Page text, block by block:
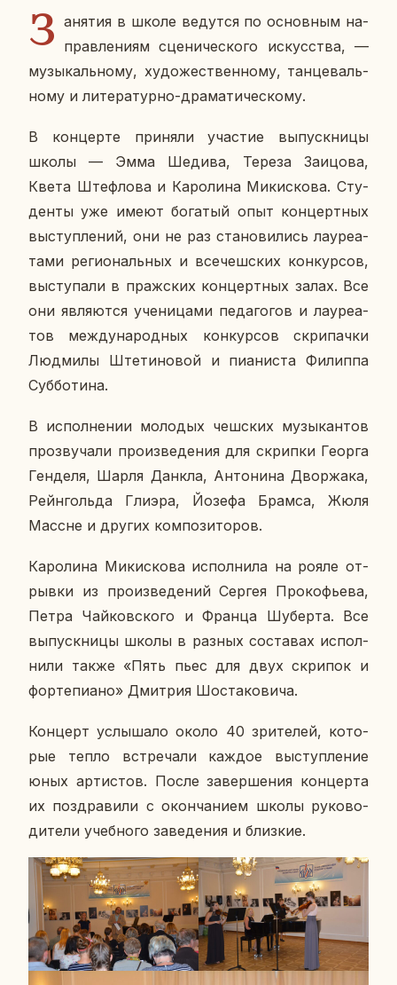
З а­ня­тия в школе ве­дут­ся по ос­нов­ным на­
прав­ле­ни­ям сце­ни­че­ско­го ис­кус­ства, —
му­зы­каль­но­му, ху­до­же­ствен­но­му, тан­це­валь­
но­му и ли­те­ра­тур­но-дра­ма­ти­че­ско­му.
В кон­цер­те при­ня­ли уча­стие вы­пуск­ни­цы
школы — Эмма Шедива, Тереза За­и­цо­ва,
Квета Ште­фло­ва и Ка­ро­ли­на Ми­кис­ко­ва. Сту­
ден­ты уже имеют бо­га­тый опыт кон­церт­ных
вы­ступ­ле­ний, они не раз ста­но­ви­лись ла­у­ре­а­
та­ми ре­ги­о­наль­ных и все­чеш­ских кон­кур­сов,
вы­сту­па­ли в праж­ских кон­церт­ных залах. Все
они яв­ля­ют­ся уче­ни­ца­ми пе­да­го­гов и ла­у­ре­а­
тов меж­ду­на­род­ных кон­кур­сов скри­пач­ки
Люд­ми­лы Ште­ти­но­вой и пи­а­ни­ста Фи­лип­па
Суб­бо­ти­на.
В ис­пол­не­нии мо­ло­дых чеш­ских му­зы­кан­тов
про­зву­ча­ли про­из­ве­де­ния для скрип­ки Георга
Ген­де­ля, Шарля Данкла, Ан­то­ни­на Двор­жа­ка,
Рейн­голь­да Глиэра, Йозефа Брамса, Жюля
Массне и других ком­по­зи­то­ров.
Ка­ро­ли­на Ми­кис­ко­ва ис­пол­ни­ла на рояле от­
рыв­ки из про­из­ве­де­ний Сергея Про­ко­фье­ва,
Петра Чай­ков­ско­го и Франца Шу­бер­та. Все
вы­пуск­ни­цы школы в разных со­ста­вах ис­пол­
ни­ли также «Пять пьес для двух скри­пок и
фор­те­пи­а­но» Дмит­рия Шо­ста­ко­ви­ча.
Кон­церт услы­ша­ло около 40 зри­те­лей, ко­то­
рые тепло встре­ча­ли каждое вы­ступ­ле­ние
юных ар­ти­стов. После за­вер­ше­ния кон­цер­та
их по­здра­ви­ли с окон­ча­ни­ем школы ру­ко­во­
ди­те­ли учеб­но­го за­ве­де­ния и близ­кие.